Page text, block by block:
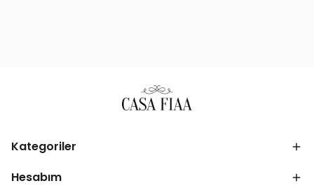
Kategoriler
Hesabım